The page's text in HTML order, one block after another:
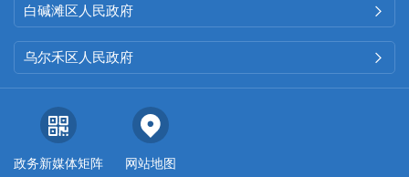
白碱滩区人民政府 
乌尔禾区人民政府 
政务新媒体矩阵 网站地图